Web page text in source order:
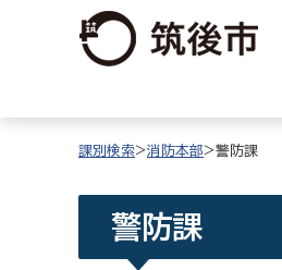
課別検索>消防本部>警防課
警防課